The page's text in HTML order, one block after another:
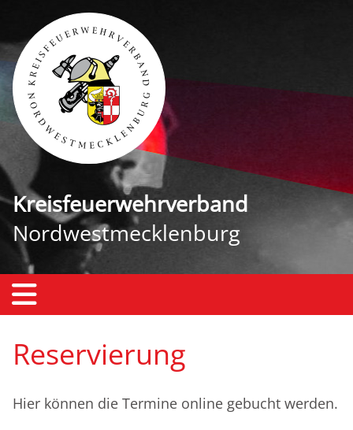
Kreisfeuerwehrverband
Nordwestmecklenburg
Reservierung
Hier können die Termine online gebucht werden.